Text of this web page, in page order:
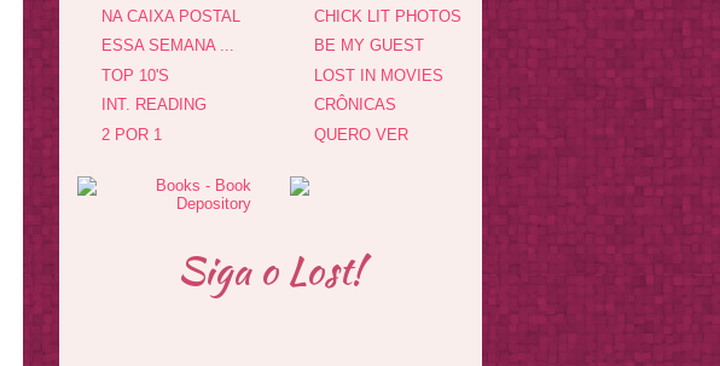
NA CAIXA POSTAL
ESSA SEMANA ...
TOP 10'S
INT. READING
2 POR 1
CHICK LIT PHOTOS
BE MY GUEST
LOST IN MOVIES
CRÔNICAS
QUERO VER
Siga o Lost!